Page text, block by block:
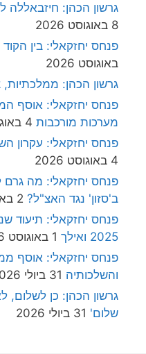
גרשון הכהן: חיזבאללה
8 באוגוסט 2026
פנחס יחזקאלי: בין
באוגוסט 2026
גרשון הכהן:
פנחס יחזקאלי: אוסף
מערכות מורכבות 4 באוגוסט 2026
פנחס יחזקאלי: עקרון
4 באוגוסט 2026
פנחס יחזקאלי: מה גרם
ב'סזון' נגד האצ"ל? 2 באוגוסט 2026
פנחס יחזקאלי: תיעוד
2025 ואילך
1 באוגוסט 2026
פנחס יחזקאלי: אוסף
והשלכותיה 31 ביולי 2026
גרשון הכהן: כן
שלום' 31 ביולי 2026